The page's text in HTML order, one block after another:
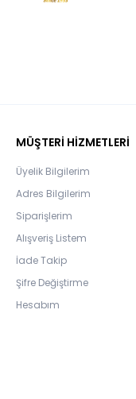
MÜŞTERİ HİZMETLERİ
Üyelik Bilgilerim
Adres Bilgilerim
Siparişlerim
Alışveriş Listem
İade Takip
Şifre Değiştirme
Hesabım